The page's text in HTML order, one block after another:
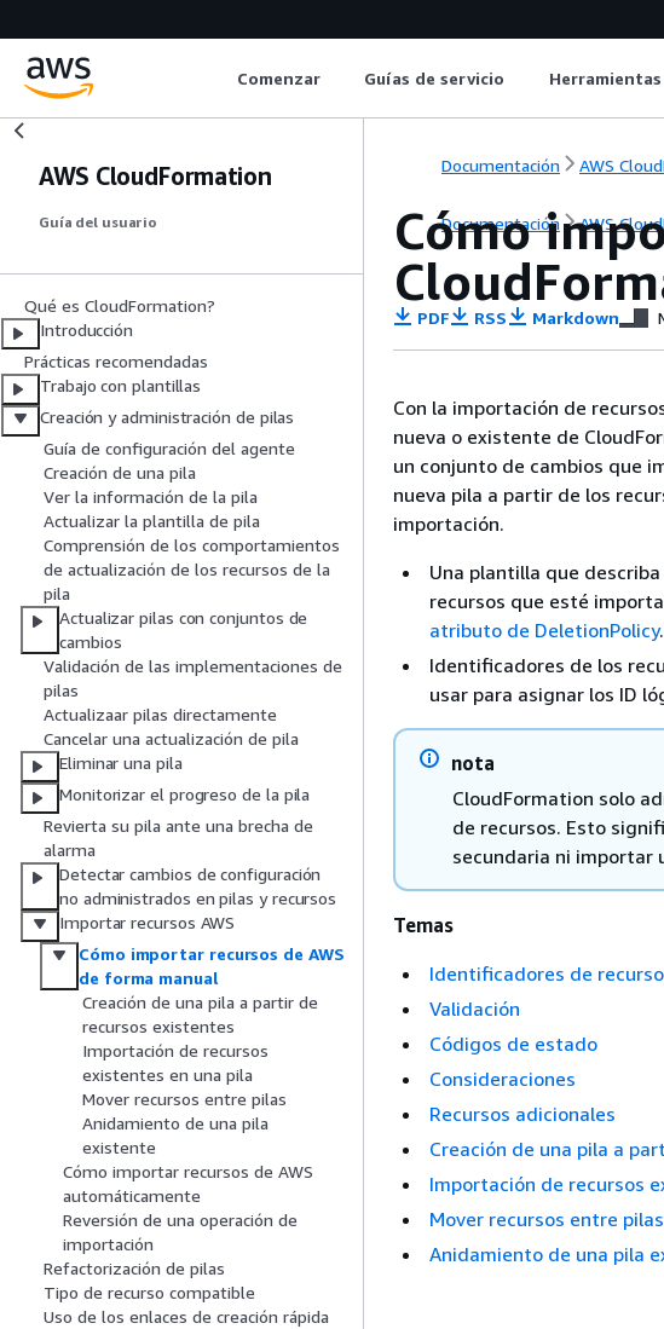
Comenzar Guías de servicio
AWS CloudFormation
Guía del usuario
Qué es CloudFormation?
Introducción
Prácticas recomendadas
Trabajo con plantillas
Creación y administración de pilas
Guía de configuración del agente
Creación de una pila
Ver la información de la pila
Actualizar la plantilla de pila
Comprensión de los comportamientos
de actualización de los recursos de la
pila
Actualizar pilas con conjuntos de
cambios
Validación de las implementaciones de
pilas
Actualizaar pilas directamente
Cancelar una actualización de pila
Eliminar una pila
Monitorizar el progreso de la pila
Revierta su pila ante una brecha de
alarma
Detectar cambios de configuración
no administrados en pilas y recursos
Importar recursos AWS
Cómo importar recursos de AWS
de forma manual
Creación de una pila a partir de
recursos existentes
Importación de recursos
existentes en una pila
Mover recursos entre pilas
Anidamiento de una pila
existente
Cómo importar recursos de AWS
automáticamente
Reversión de una operación de
importación
Refactorización de pilas
Tipo de recurso compatible
Uso de los enlaces de creación rápida
Documentación AWS
Documentación AWS
Cómo
PDF RSS Markdown
Con la importación de
nueva o existente de
un conjunto de cambios que
nueva pila a partir de los
importación.
Una plantilla que
recursos que esté
atributo de DeletionPolicy.
Identificadores de los
usar para asignar los ID
nota
CloudFormation solo
de recursos. Esto
secundaria ni importar
Temas
Identificadores de
Validación
Códigos de estado
Consideraciones
Recursos adicionales
Creación de una pila a
Importación de recursos
Mover recursos entre pilas
Anidamiento de una pila